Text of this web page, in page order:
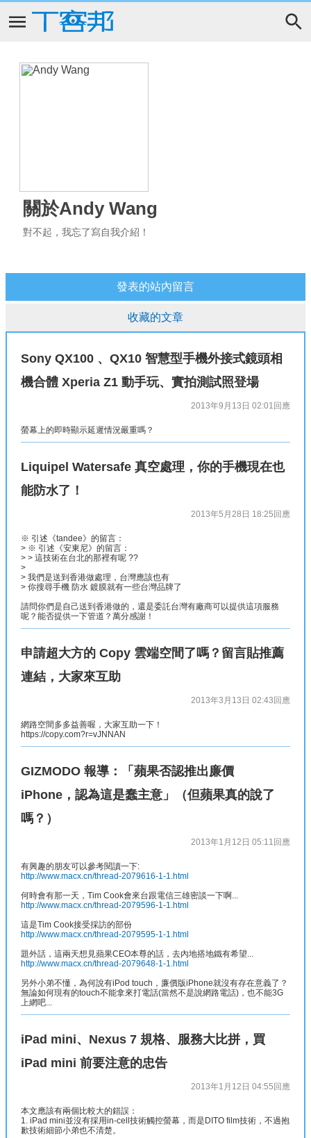
關於Andy Wang
對不起，我忘了寫自我介紹！
發表的站內留言
收藏的文章
Sony QX100 、QX10 智慧型手機外接式鏡頭相
機合體 Xperia Z1 動手玩、實拍測試照登場
2013年9月13日 02:01 回應
螢幕上的即時顯示延遲情況嚴重嗎？
Liquipel Watersafe 真空處理，你的手機現在也
能防水了！
2013年5月28日 18:25 回應
※ 引述《tandee》的留言：
> ※ 引述《安東尼》的留言：
> > 這技術在台北的那裡有呢 ??
>
> 我們是送到香港做處理，台灣應該也有
> 你搜尋手機 防水 鍍膜就有一些台灣品牌了
請問你們是自己送到香港做的，還是委託台灣有廠商可以提供這項服務
呢？能否提供一下管道？萬分感謝！
申請超大方的 Copy 雲端空間了嗎？留言貼推薦
連結，大家來互助
2013年3月13日 02:43 回應
網路空間多多益善喔，大家互助一下！
https://copy.com?r=vJNNAN
GIZMODO 報導：「蘋果否認推出廉價
iPhone，認為這是蠢主意」（但蘋果真的說了
嗎？）
2013年1月12日 05:11 回應
有興趣的朋友可以參考閱讀一下:
http://www.macx.cn/thread-2079616-1-1.html
何時會有那一天，Tim Cook會來台跟電信三雄密談一下啊...
http://www.macx.cn/thread-2079596-1-1.html
這是Tim Cook接受採訪的部份
http://www.macx.cn/thread-2079595-1-1.html
題外話，這兩天想見蘋果CEO本尊的話，去內地搭地鐵有希望...
http://www.macx.cn/thread-2079648-1-1.html
另外小弟不懂，為何說有iPod touch，廉價版iPhone就沒有存在意義了？
無論如何現有的touch不能拿來打電話(當然不是說網路電話)，也不能3G
上網吧...
iPad mini、Nexus 7 規格、服務大比拼，買
iPad mini 前要注意的忠告
2013年1月12日 04:55 回應
本文應該有兩個比較大的錯誤：
1. iPad mini並沒有採用in-cell技術觸控螢幕，而是DITO film技術，不過抱
歉技術細節小弟也不清楚。